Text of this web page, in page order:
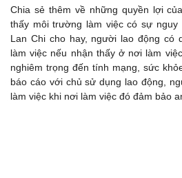
Chia sẻ thêm về những quyền lợi
thấy môi trường làm việc có sự
Lan Chi cho hay, người lao động có
làm việc nếu nhận thấy ở nơi làm
nghiêm trọng đến tính mạng, sức
báo cáo với chủ sử dụng lao động,
làm việc khi nơi làm việc đó đảm bảo